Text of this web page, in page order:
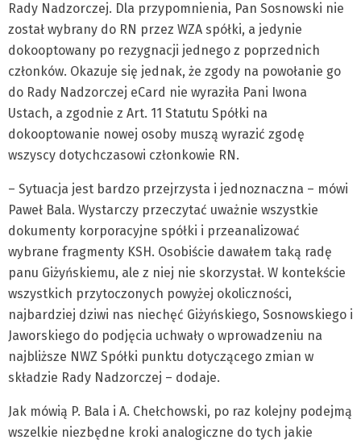
Rady Nadzorczej. Dla przypomnienia, Pan Sosnowski nie
został wybrany do RN przez WZA spółki, a jedynie
dokooptowany po rezygnacji jednego z poprzednich
członków. Okazuje się jednak, że zgody na powołanie go
do Rady Nadzorczej eCard nie wyraziła Pani Iwona
Ustach, a zgodnie z Art. 11 Statutu Spółki na
dokooptowanie nowej osoby muszą wyrazić zgodę
wszyscy dotychczasowi członkowie RN.
– Sytuacja jest bardzo przejrzysta i jednoznaczna – mówi
Paweł Bala. Wystarczy przeczytać uważnie wszystkie
dokumenty korporacyjne spółki i przeanalizować
wybrane fragmenty KSH. Osobiście dawałem taką radę
panu Giżyńskiemu, ale z niej nie skorzystał. W kontekście
wszystkich przytoczonych powyżej okoliczności,
najbardziej dziwi nas niechęć Giżyńskiego, Sosnowskiego i
Jaworskiego do podjęcia uchwały o wprowadzeniu na
najbliższe NWZ Spółki punktu dotyczącego zmian w
składzie Rady Nadzorczej – dodaje.
Jak mówią P. Bala i A. Chełchowski, po raz kolejny podejmą
wszelkie niezbędne kroki analogiczne do tych jakie